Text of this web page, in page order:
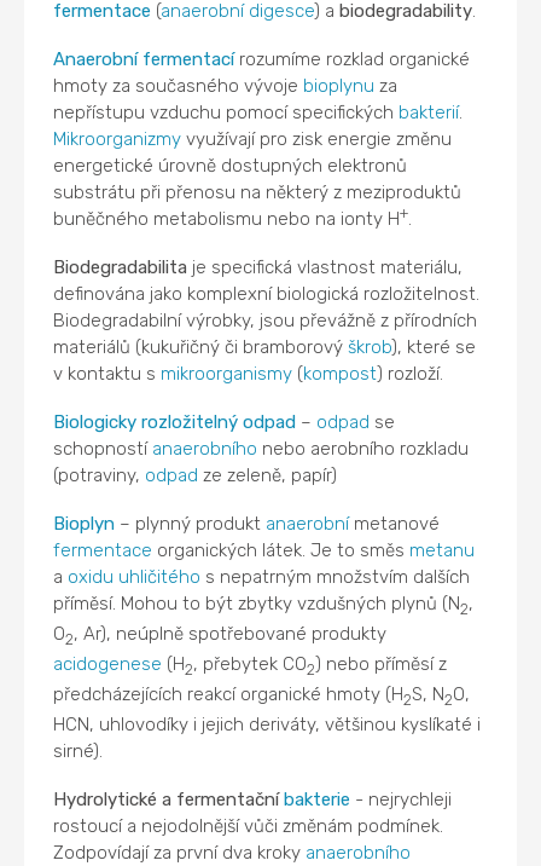
fermentace (anaerobní digesce) abiodegradability
Anaerobní fermentacírozumíme rozklad organické
hmoty za současného vývoje bioplynu za
nepřístupu vzduchu pomocí specifických bakterií.
Mikroorganizmy využívají pro zisk energie změnu
energetické úrovně dostupných elektronů
substrátu při přenosu na některý z meziproduktů
buněčného metabolismu nebo na ionty H+
Biodegradabilita je specifická vlastnost materiálu,
definována jako komplexní biologická rozložitelnost.
Biodegradabilní výrobky, jsou převážně z přírodních
materiálů (kukuřičný či bramborovýškrob), které se
v kontaktu s mikroorganismy (kompost) rozloží.
Biologicky rozložitelný odpad – odpad se
schopností anaerobního nebo aerobního rozkladu
(potraviny, odpad ze zeleně, papír)
Bioplyn – plynný produkt anaerobnímetanové
fermentace organických látek. Je to směs metanu
a oxidu uhličitého s nepatrným množstvím dalších
příměsí. Mohou to být zbytky vzdušných plynů (N2,
O2, Ar), neúplně spotřebované produkty
acidogenese (H2, přebytek CO2) nebo příměsí z
předcházejících reakcí organické hmoty (H2S, N2O,
HCN, uhlovodíky i jejich deriváty, většinou kyslíkaté i
sirné).
Hydrolytické a fermentačníbakterie - nejrychleji
rostoucí a nejodolnější vůči změnám podmínek.
Zodpovídají za první dva kroky anaerobního